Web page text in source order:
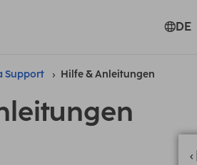
DE
Support Hilfe & Anleitungen